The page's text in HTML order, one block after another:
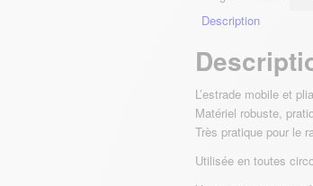
Description
L’estrade mobile et
Matériel robuste,
Très pratique pour le
Utilisée en toutes